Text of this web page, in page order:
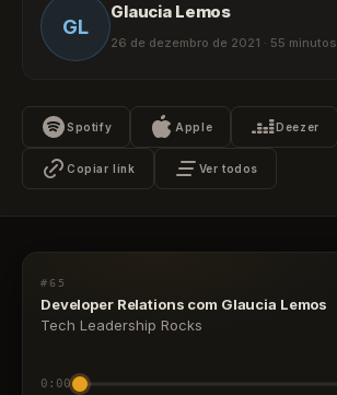
GL
Glaucia Lemos
26 de dezembro de 2021 · 55 minutos
Spotify Apple Deezer
Copiar link Ver todos
#65
Developer Relations com Glaucia Lemos
Tech Leadership Rocks
0:00